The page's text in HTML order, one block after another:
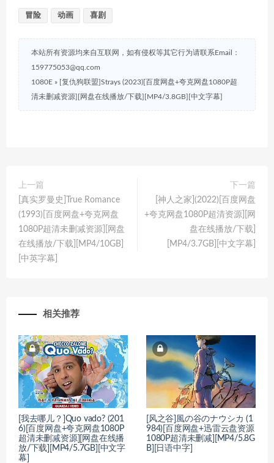
冒险 动画 喜剧
本站所有资源均来自互联网，如有侵权等其它行为请联系Email：
159775053@qq.com
1080E » [复仇狗联盟]Strays (2023)[百度网盘+夸克网盘1080P超
清未删减资源][网盘在线播放/下载][MP4/3.8GB][中文字幕]
上一篇
[真实罗曼史]True Romance
(1993)[百度网盘+夸克网盘
1080P超清未删减资源][网盘
在线播放/下载][MP4/10GB]
[中英字幕]
下一篇
[神人之家](2022)[百度网盘
+夸克网盘1080P超清资源][网
盘在线播放/下载]
[MP4/3.7GB][中文字幕]
相关推荐
[我去哪儿？]Quo vado? (201
6)[百度网盘+夸克网盘1080P
超清未删减资源][网盘在线播
放/下载][MP4/5.7GB][中文字
幕]
[风之谷]風の谷のナウシカ (1
984)[百度网盘+迅雷云盘资源
1080P超清未删减][MP4/5.8G
B][日语中字]